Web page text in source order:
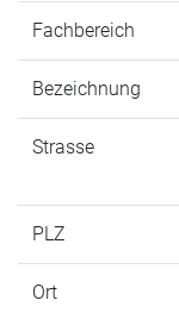
Fachbereich
Bezeichnung
Strasse
PLZ
Ort